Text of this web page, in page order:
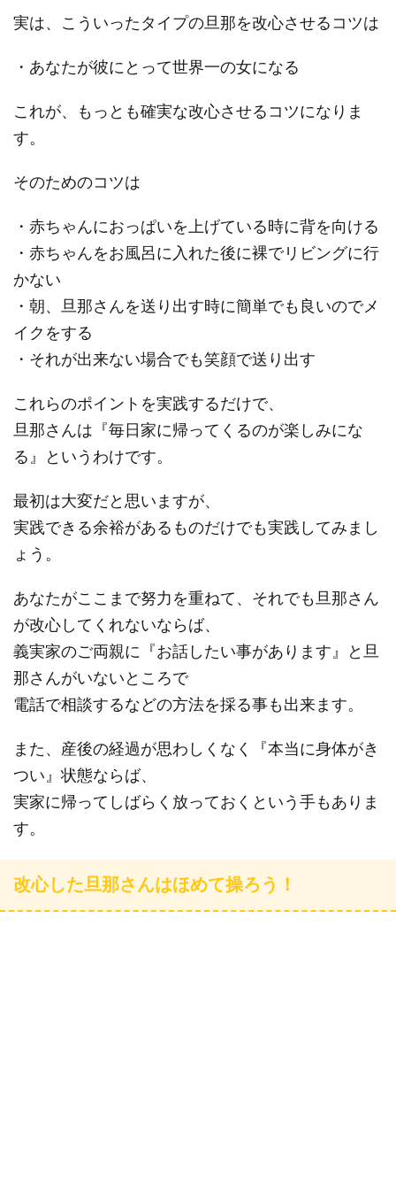
実は、こういったタイプの旦那を改心させるコツは
・あなたが彼にとって世界一の女になる
これが、もっとも確実な改心させるコツになりま
す。
そのためのコツは
・赤ちゃんにおっぱいを上げている時に背を向ける
・赤ちゃんをお風呂に入れた後に裸でリビングに行
かない
・朝、旦那さんを送り出す時に簡単でも良いのでメ
イクをする
・それが出来ない場合でも笑顔で送り出す
これらのポイントを実践するだけで、
旦那さんは『毎日家に帰ってくるのが楽しみにな
る』というわけです。
最初は大変だと思いますが、
実践できる余裕があるものだけでも実践してみまし
ょう。
あなたがここまで努力を重ねて、それでも旦那さん
が改心してくれないならば、
義実家のご両親に『お話したい事があります』と旦
那さんがいないところで
電話で相談するなどの方法を採る事も出来ます。
また、産後の経過が思わしくなく『本当に身体がき
つい』状態ならば、
実家に帰ってしばらく放っておくという手もありま
す。
改心した旦那さんはほめて操ろう！